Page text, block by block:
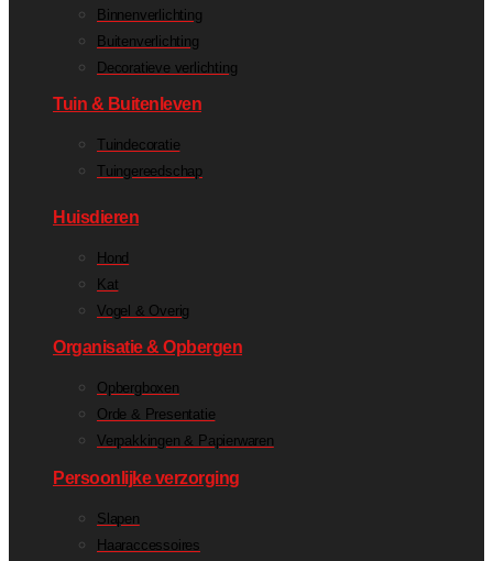
Binnenverlichting
Buitenverlichting
Decoratieve verlichting
Tuin & Buitenleven
Tuindecoratie
Tuingereedschap
Huisdieren
Hond
Kat
Vogel & Overig
Organisatie & Opbergen
Opbergboxen
Orde & Presentatie
Verpakkingen & Papierwaren
Persoonlijke verzorging
Slapen
Haaraccessoires